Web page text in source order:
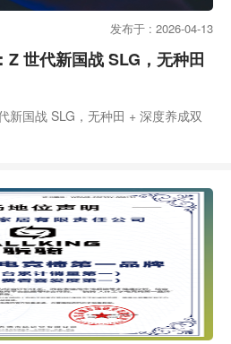
发布于 : 2026-04-13
Z 世代新国战 SLG，无种田
新国战 SLG，无种田 + 深度养成双